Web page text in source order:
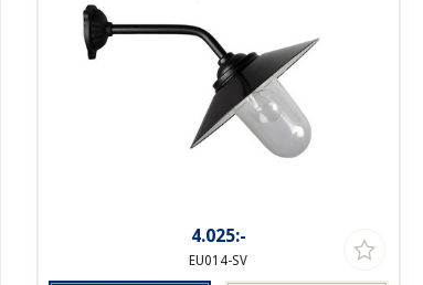
4.025:-
EU014-SV